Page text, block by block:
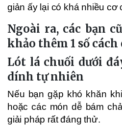
giản ấy lại có khá nhiều cơ
Ngoài ra, các bạn
khảo thêm 1 số
Lót lá chuối dưới
dính tự nhiên
Nếu bạn gặp khó khăn
hoặc các món dễ bám
giải pháp rất đáng thử.